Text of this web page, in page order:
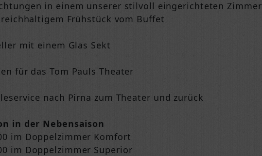
in einem unserer stilvoll eingerichteten Zimmer
Frühstück vom Buffet
mit einem Glas Sekt
für das Tom Pauls Theater
nach Pirna zum Theater und zurück
in der Nebensaison
im Doppelzimmer Komfort
im Doppelzimmer Superior